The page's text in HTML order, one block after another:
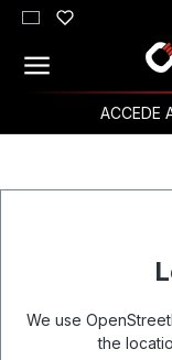
Saltar al contenido
ACCEDE
We use
the